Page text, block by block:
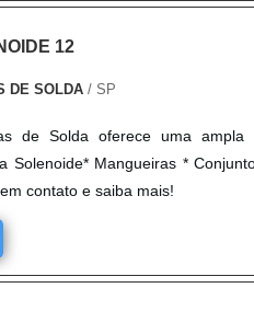
12
DE SOLDA/ SP
de Solda oferece uma ampla
Solenoide* Mangueiras *
contato e saiba mais!